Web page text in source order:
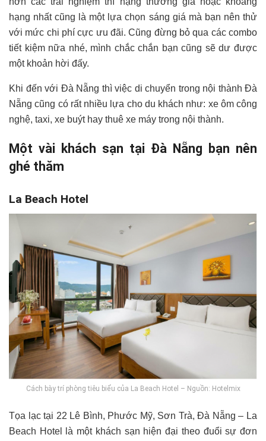
hạng nhất cũng là một lựa chọn sáng giá mà bạn nên thử
với mức chi phí cực ưu đãi. Cũng đừng bỏ qua các combo
tiết kiệm nữa nhé, mình chắc chắn bạn cũng sẽ dư được
một khoản hời đấy.
Khi đến với Đà Nẵng thì việc di chuyển trong nội thành Đà
Nẵng cũng có rất nhiều lựa cho du khách như: xe ôm công
nghệ, taxi, xe buýt hay thuê xe máy trong nội thành.
Một vài khách sạn tại Đà Nẵng bạn nên
ghé thăm
La Beach Hotel
Cách bày trí phòng tiêu biểu của La Beach Hotel – Nguồn: Hotelmix
Tọa lạc tại 22 Lê Bình, Phước Mỹ, Sơn Trà, Đà Nẵng – La
Beach Hotel là một khách sạn hiện đại theo đuổi sự đơn